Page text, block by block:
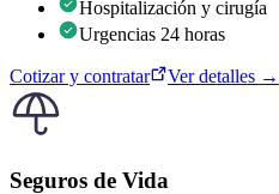
Hospitalización y cirugía
Urgencias 24 horas
Cotizar y contratar Ver detalles →
Seguros de Vida